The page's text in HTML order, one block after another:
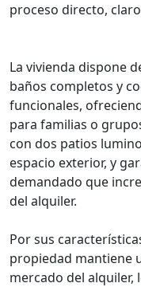
proceso directo,
La vivienda dispone
baños completos y
funcionales,
para familias o
con dos patios
espacio exterior, y
demandado que
del alquiler.
Por sus
propiedad mantiene
mercado del alquiler,